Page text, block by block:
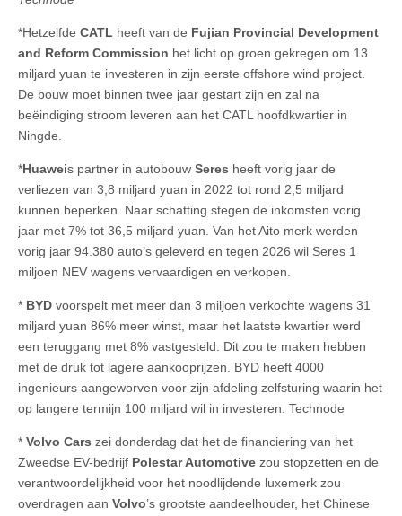
*Hetzelfde CATL heeft van de Fujian Provincial Development
and Reform Commission het licht op groen gekregen om 13
miljard yuan te investeren in zijn eerste offshore wind project.
De bouw moet binnen twee jaar gestart zijn en zal na
beëindiging stroom leveren aan het CATL hoofdkwartier in
Ningde.
*Huaweis partner in autobouw Seres heeft vorig jaar de
verliezen van 3,8 miljard yuan in 2022 tot rond 2,5 miljard
kunnen beperken. Naar schatting stegen de inkomsten vorig
jaar met 7% tot 36,5 miljard yuan. Van het Aito merk werden
vorig jaar 94.380 auto’s geleverd en tegen 2026 wil Seres 1
miljoen NEV wagens vervaardigen en verkopen.
* BYD voorspelt met meer dan 3 miljoen verkochte wagens 31
miljard yuan 86% meer winst, maar het laatste kwartier werd
een teruggang met 8% vastgesteld. Dit zou te maken hebben
met de druk tot lagere aankooprijzen. BYD heeft 4000
ingenieurs aangeworven voor zijn afdeling zelfsturing waarin het
op langere termijn 100 miljard wil in investeren. Technode
* Volvo Cars zei donderdag dat het de financiering van het
Zweedse EV-bedrijf Polestar Automotive zou stopzetten en de
verantwoordelijkheid voor het noodlijdende luxemerk zou
overdragen aan Volvo’s grootste aandeelhouder, het Chinese